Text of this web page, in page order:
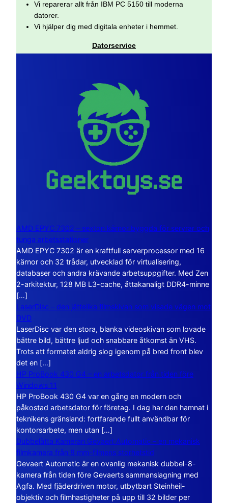
Vi reparerar allt från IBM PC 5150 till moderna
datorer.
Vi hjälper dig med digitala enheter i hemmet.
Datorservice
AMD EPYC 7302 – sexton kärnor byggda för servrar och
tunga arbetsstationer
AMD EPYC 7302 är en kraftfull serverprocessor med 16
kärnor och 32 trådar, utvecklad för virtualisering,
databaser och andra krävande arbetsuppgifter. Med Zen
2-arkitektur, 128 MB L3-cache, åttakanaligt DDR4-minne
[…]
LaserDisc – den jättelika filmskivan som visade vägen mot
DVD
LaserDisc var den stora, blanka videoskivan som lovade
bättre bild, bättre ljud och snabbare åtkomst än VHS.
Trots att formatet aldrig slog igenom på bred front blev
det en […]
HP ProBook 430 G4 – en arbetsdator från tiden före
Windows 11
HP ProBook 430 G4 var en gång en modern och
påkostad arbetsdator för företag. I dag har den hamnat i
teknikens gränsland: fortfarande fullt användbar för
kontorsarbete, men utan […]
Dubbelåtta Kameran Gevaert Automatic – en mekanisk
filmkamera från 8 mm-filmens storhetstid
Gevaert Automatic är en ovanlig mekanisk dubbel-8-
kamera från tiden före Gevaerts sammanslagning med
Agfa. Med fjäderdriven motor, utbytbart Steinheil-
objektiv och filmhastigheter på upp till 32 bilder per